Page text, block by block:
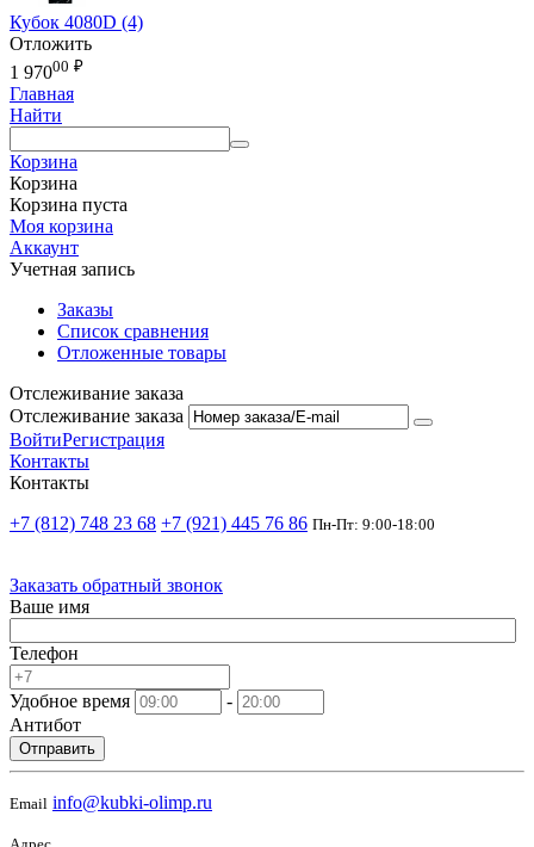
Кубок 4080D (4)
Отложить
1 97000 ₽
Главная
Найти
Корзина
Корзина
Корзина пуста
Моя корзина
Аккаунт
Учетная запись
Заказы
Список сравнения
Отложенные товары
Отслеживание заказа
Отслеживание заказа
ВойтиРегистрация
Контакты
Контакты
+7 (812) 748 23 68 +7 (921) 445 76 86 Пн-Пт: 9:00-18:00
Заказать обратный звонок
Ваше имя
Телефон
Удобное время
-
Антибот
Отправить
Email info@kubki-olimp.ru